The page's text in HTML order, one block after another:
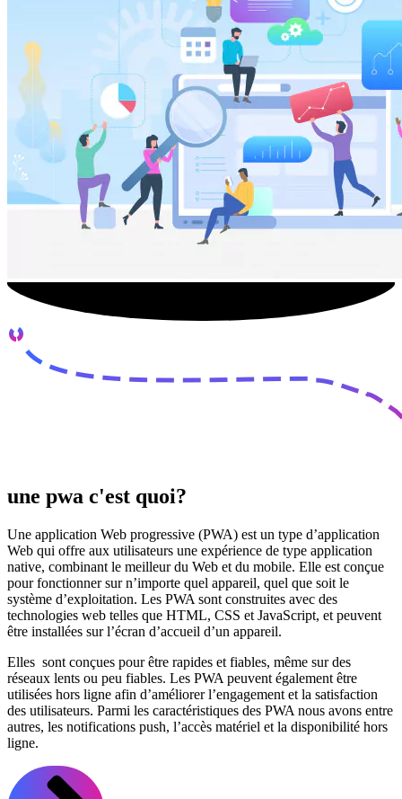
une pwa c'est quoi?
Une application Web progressive (PWA) est un type d’application
Web qui offre aux utilisateurs une expérience de type application
native, combinant le meilleur du Web et du mobile. Elle est conçue
pour fonctionner sur n’importe quel appareil, quel que soit le
système d’exploitation. Les PWA sont construites avec des
technologies web telles que HTML, CSS et JavaScript, et peuvent
être installées sur l’écran d’accueil d’un appareil.
Elles sont conçues pour être rapides et fiables, même sur des
réseaux lents ou peu fiables. Les PWA peuvent également être
utilisées hors ligne afin d’améliorer l’engagement et la satisfaction
des utilisateurs. Parmi les caractéristiques des PWA nous avons entre
autres, les notifications push, l’accès matériel et la disponibilité hors
ligne.